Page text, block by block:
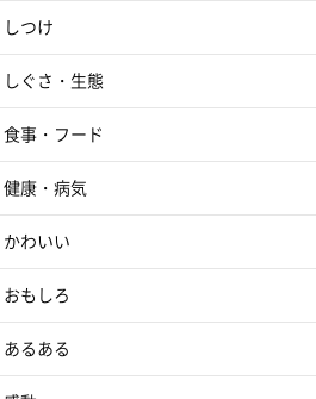
しつけ
しぐさ・生態
食事・フード
健康・病気
かわいい
おもしろ
あるある